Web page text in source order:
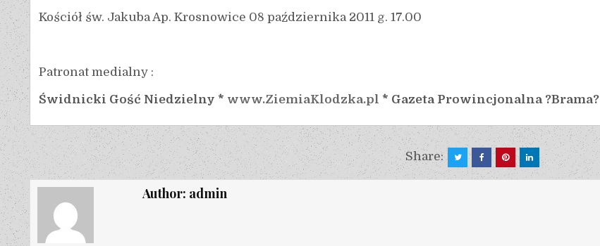
Kościół św. Jakuba Ap. Krosnowice 08 października 2011 g. 17.00
Patronat medialny :
Świdnicki Gość Niedzielny * www.ZiemiaKlodzka.pl * Gazeta Prowincjonalna ?Brama?
Share:
Author: admin